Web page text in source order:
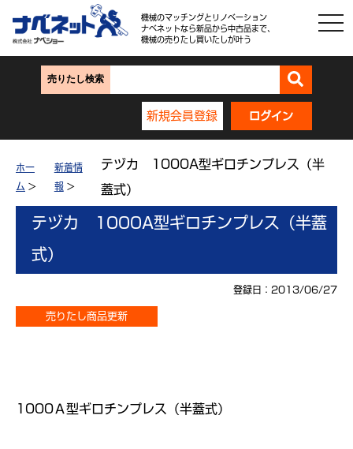
機械のマッチングとリノベーション
ナベネットなら新品から中古品まで、
機械の売りたし買いたしが叶う
売りたし検索
新規会員登録 ログイン
ホー
ム >
新着情
報>
テヅカ 1000A型ギロチンプレス（半
蓋式）
テヅカ 1000A型ギロチンプレス（半蓋
式）
登録日：2013/06/27
売りたし商品更新
1000Ａ型ギロチンプレス（半蓋式）